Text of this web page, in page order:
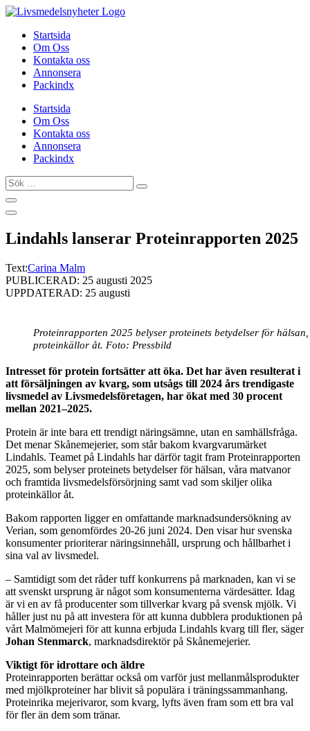
Hoppa
innehållStartsida
Om Oss
Kontakta oss
Annonsera
Packindx
Startsida
Om Oss
Kontakta oss
Annonsera
Packindx
Sök
…
Lindahls lanserar Proteinrapporten 2025
Text:Carina Malm
PUBLICERAD: 25 augusti 2025
UPPDATERAD: 25 augusti
Proteinrapporten 2025 belyser proteinets betydelser för
proteinkällor åt. Foto: Pressbild
Intresset för protein fortsätter att öka. Det har även resulterat i
att försäljningen av kvarg, som utsågs till 2024 års trendigaste
livsmedel av Livsmedelsföretagen, har ökat med 30 procent
mellan 2021–2025.
Protein är inte bara ett trendigt näringsämne, utan en samhällsfråga.
Det menar Skånemejerier, som står bakom kvargvarumärket
Lindahls. Teamet på Lindahls har därför tagit fram Proteinrapporten
2025, som belyser proteinets betydelser för hälsan, våra matvanor
och framtida livsmedelsförsörjning samt vad som skiljer olika
proteinkällor åt.
Bakom rapporten ligger en omfattande marknadsundersökning av
Verian, som genomfördes 20-26 juni 2024. Den visar hur svenska
konsumenter prioriterar näringsinnehåll, ursprung och hållbarhet i
sina val av livsmedel.
– Samtidigt som det råder tuff konkurrens på marknaden, kan vi se
att svenskt ursprung är något som konsumenterna värdesätter. Idag
är vi en av få producenter som tillverkar kvarg på svensk mjölk. Vi
håller just nu på att investera för att kunna dubblera produktionen på
vårt Malmömejeri för att kunna erbjuda Lindahls kvarg till fler, säger
Johan Stenmarck, marknadsdirektör på Skånemejerier.
Viktigt för idrottare och äldre
Proteinrapporten berättar också om varför just mellanmålsprodukter
med mjölkproteiner har blivit så populära i träningssammanhang.
Proteinrika mejerivaror, som kvarg, lyfts även fram som ett bra val
för fler än dem som tränar.